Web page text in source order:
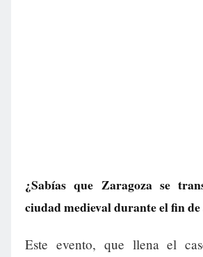
¿Sabías que Zaragoza se
ciudad medieval durante el fin de
Este evento, que llena el